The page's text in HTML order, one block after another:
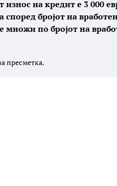
на кредит е 3 000
според бројот на
множи по бројот на
пресметка.